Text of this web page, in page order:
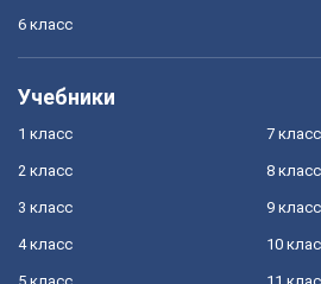
6 класс
Учебники
1 класс
2 класс
3 класс
4 класс
7 класс
8 класс
9 класс
10